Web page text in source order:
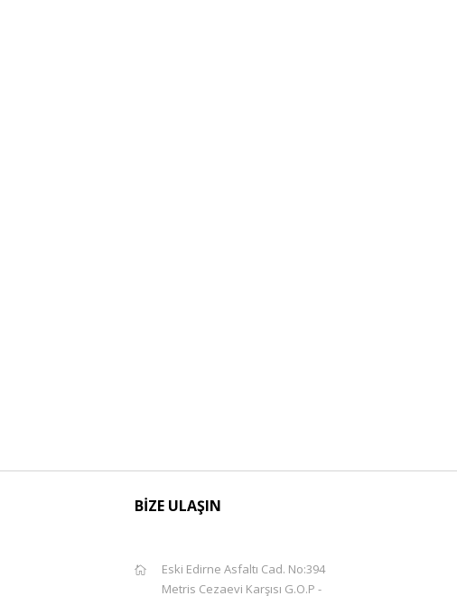
BİZE ULAŞIN
Eski Edirne Asfaltı Cad. No:394
Metris Cezaevi Karşısı G.O.P -